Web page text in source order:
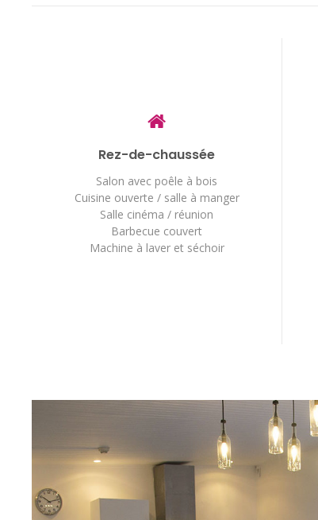
Rez-de-chaussée
Salon avec poêle à bois
Cuisine ouverte / salle à manger
Salle cinéma / réunion
Barbecue couvert
Machine à laver et séchoir